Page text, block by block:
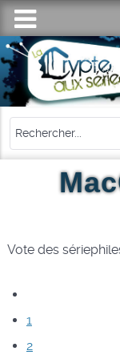
Vote des
1
2